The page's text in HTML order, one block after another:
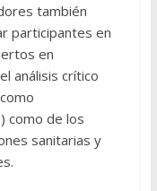
también
participantes en
en
análisis crítico
como de los
sanitarias y